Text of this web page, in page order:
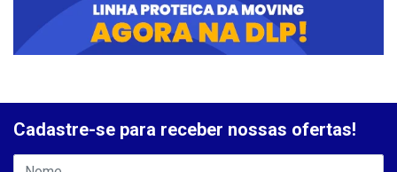
Cadastre-se para receber nossas ofertas!